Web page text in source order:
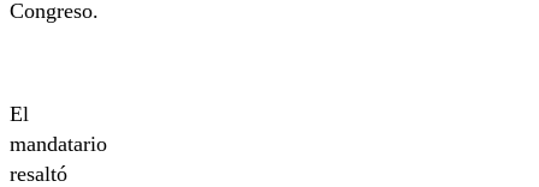
Congreso.
El
mandatario
resaltó